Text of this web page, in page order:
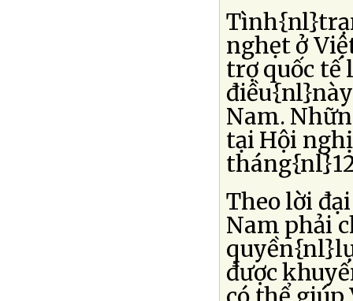
nghẹt ở
trợ quốc tế
Nam.
tại Hội
Theo lời
Nam phải
được